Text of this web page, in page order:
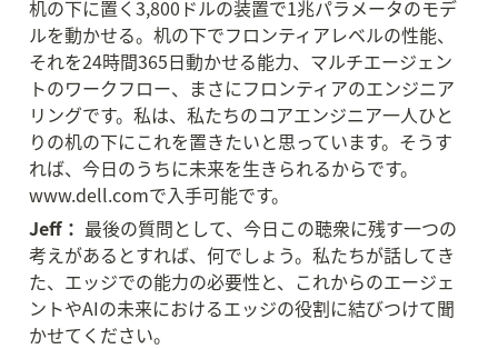
机の下に置く3,800ドルの装置で1兆パラメータのモデ
ルを動かせる。机の下でフロンティアレベルの性能、
それを24時間365日動かせる能力、マルチエージェン
トのワークフロー、まさにフロンティアのエンジニア
リングです。私は、私たちのコアエンジニア一人ひと
りの机の下にこれを置きたいと思っています。そうす
れば、今日のうちに未来を生きられるからです。
www.dell.comで入手可能です。
Jeff： 最後の質問として、今日この聴衆に残す一つの
考えがあるとすれば、何でしょう。私たちが話してき
た、エッジでの能力の必要性と、これからのエージェ
ントやAIの未来におけるエッジの役割に結びつけて聞
かせてください。